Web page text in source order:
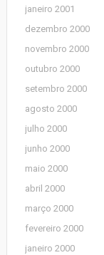
janeiro 2001
dezembro 2000
novembro 2000
outubro 2000
setembro 2000
agosto 2000
julho 2000
junho 2000
maio 2000
abril 2000
março 2000
fevereiro 2000
janeiro 2000